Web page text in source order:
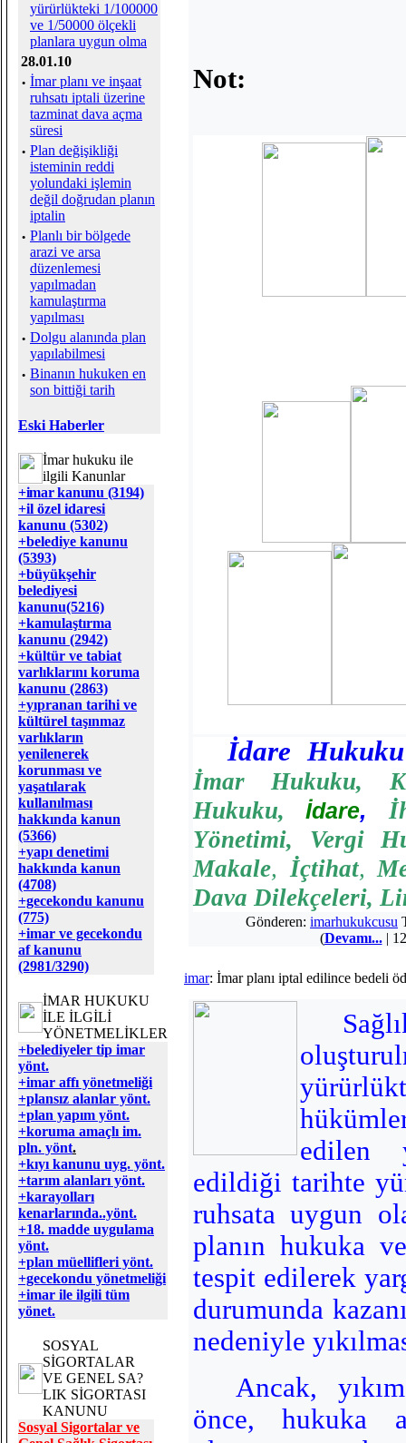
yürürlükteki 1/100000
ve 1/50000 ölçekli
planlara uygun olma
28.01.10
· İmar planı ve inşaat
ruhsatı iptali üzerine
tazminat dava açma
süresi
· Plan değişikliği
isteminin reddi
yolundaki işlemin
değil doğrudan planın
iptalin
· Planlı bir bölgede
arazi ve arsa
düzenlemesi
yapılmadan
kamulaştırma
yapılması
· Dolgu alanında plan
yapılabilmesi
· Binanın hukuken en
son bittiği tarih
Eski Haberler
İmar hukuku ile
ilgili Kanunlar
+imar kanunu (3194)
+il özel idaresi
kanunu (5302)
+belediye kanunu
(5393)
+büyükşehir
belediyesi
kanunu(5216)
+kamulaştırma
kanunu (2942)
+kültür ve tabiat
varlıklarını koruma
kanunu (2863)
+yıpranan tarihi ve
kültürel taşınmaz
varlıkların
yenilenerek
korunması ve
yaşatılarak
kullanılması
hakkında kanun
(5366)
+yapı denetimi
hakkında kanun
(4708)
+gecekondu kanunu
(775)
+imar ve gecekondu
af kanunu
(2981/3290)
İMAR HUKUKU
İLE İLGİLİ
YÖNETMELİKLER
+belediyeler tip imar
yönt.
+imar affı yönetmeliği
+plansız alanlar yönt.
+plan yapım yönt.
+koruma amaçlı im.
pln. yönt.
+kıyı kanunu uyg. yönt.
+tarım alanları yönt.
+karayolları
kenarlarında..yönt.
+18. madde uygulama
yönt.
+plan müellifleri yönt.
+gecekondu yönetmeliği
+imar ile ilgili tüm
yönet.
SOSYAL
SİGORTALAR
VE GENEL SA?
LIK SİGORTASI
KANUNU
Sosyal Sigortalar ve
Not:
İdare
İmar Hukuku,
Hukuku, İdare,
Yönetimi, Vergi
Makale, İçtihat,
Dava Dilekçeleri,
Gönderen: imarhukukcusu
(Devamı...|
imar: İmar planı iptal edilince bedeli
edilen
edildiği tarihte
ruhsata uygun
planın hukuka
tespit edilerek
durumunda
nedeniyle
Ancak,
önce, hukuka